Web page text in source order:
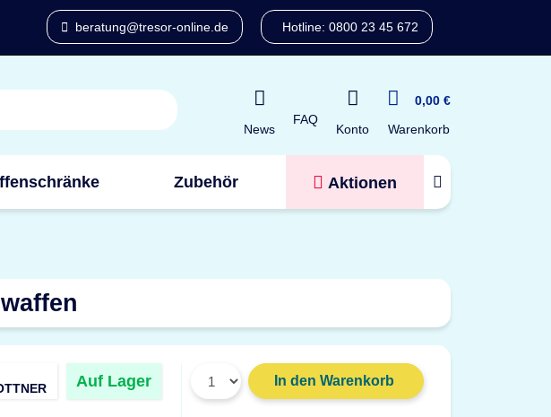
beratung@tresor-online.de Hotline: 0800 23 45 672
News
FAQ
Konto
0,00 €
Warenkorb
Zubehör Aktionen
Auf Lager In den Warenkorb